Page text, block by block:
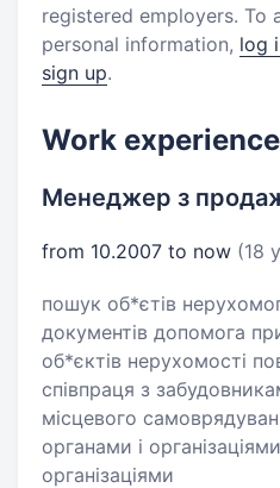
registered employers. To
personal information, log
sign up.
Work experience
Менеджер з
from 10.2007 to now (18
пошук об*єтів
документів допомога
об*єктів нерухомості
співпраця з
місцевого
органами і
організаціями